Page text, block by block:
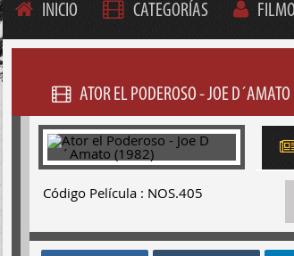
INICIO CATEGORÍAS
ATOR EL PODEROSO - JOE
Código Película : NOS.405